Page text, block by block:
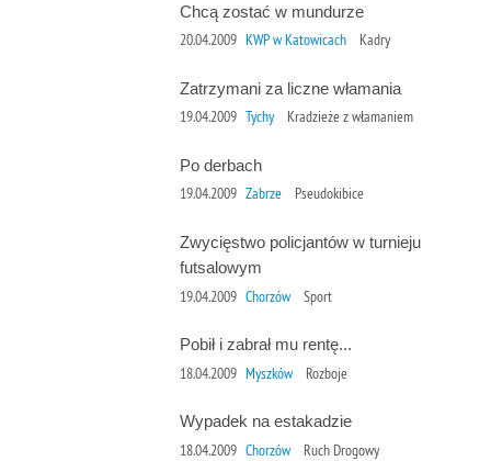
Chcą zostać w mundurze
20.04.2009 KWP w Katowicach Kadry
Zatrzymani za liczne włamania
19.04.2009 Tychy Kradzieże z włamaniem
Po derbach
19.04.2009 Zabrze Pseudokibice
Zwycięstwo policjantów w turnieju
futsalowym
19.04.2009 Chorzów Sport
Pobił i zabrał mu rentę...
18.04.2009 Myszków Rozboje
Wypadek na estakadzie
18.04.2009 Chorzów Ruch Drogowy